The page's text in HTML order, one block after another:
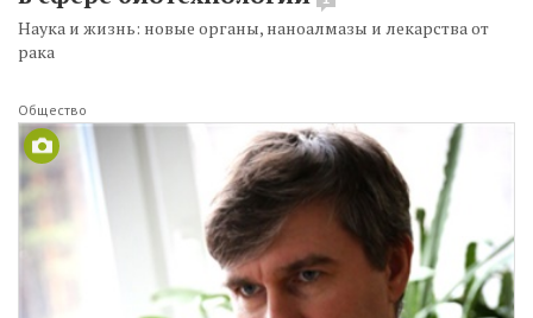
Наука и жизнь: новые органы, наноалмазы и лекарства от
рака
Общество